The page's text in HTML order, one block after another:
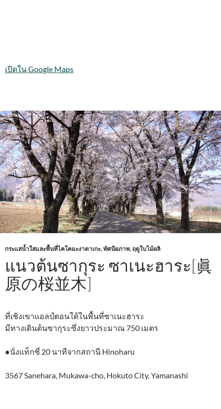
เปิดใน Google Maps
กระแสน้ำใสและพื้นที่ไคโคมะงาตาเกะ,ทัศนียภาพ,ฤดูใบไม้ผลิ
แนวต้นซากุระ ซาเนะฮาระ[眞
原の桜並木]
ที่เชิงเขาแอลป์ตอนใต้ในพื้นที่ซาเนะฮาระ
มีทางเดินต้นซากุระซึ่งยาวประมาณ 750 เมตร
●นั่งแท็กซี่ 20 นาทีจากสถานี Hinoharu
3567 Sanehara, Mukawa-cho, Hokuto City, Yamanashi